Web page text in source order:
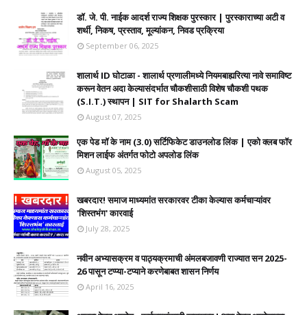
डॉ. जे. पी. नाईक आदर्श राज्य शिक्षक पुरस्कार | पुरस्काराच्या अटी व
शर्थी, निकष, प्रस्ताव, मूल्यांकन, निवड प्रक्रिया
September 06, 2025
शालार्थ ID घोटाळा - शालार्थ प्रणालीमध्ये नियमबाह्यरित्या नावे समाविष्ट
करून वेतन अदा केल्यासंदर्भात चौकशीसाठी विशेष चौकशी पथक
(S.I.T.) स्थापन | SIT for Shalarth Scam
August 07, 2025
एक पेड मॉ के नाम (3.0) सर्टिफिकेट डाउनलोड लिंक | एको क्लब फॉर
मिशन लाईफ अंतर्गत फोटो अपलोड लिंक
August 05, 2025
खबरदार! समाज माध्यमांत सरकारवर टीका केल्यास कर्मचाऱ्यांवर
'शिस्तभंग' कारवाई
July 28, 2025
नवीन अभ्यासक्रम व पाठ्यक्रमाची अंमलबजावणी राज्यात सन 2025-
26 पासून टप्प्या-टप्याने करणेबाबत शासन निर्णय
April 16, 2025